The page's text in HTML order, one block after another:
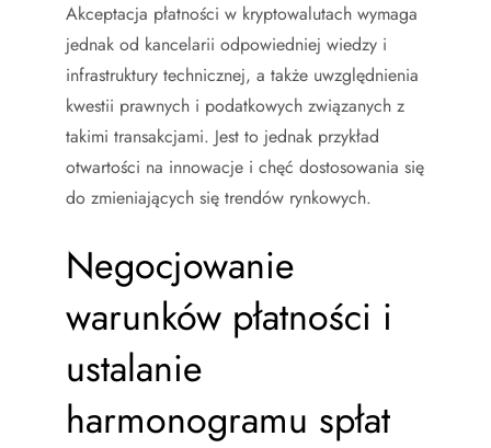
Akceptacja płatności w kryptowalutach wymaga
jednak od kancelarii odpowiedniej wiedzy i
infrastruktury technicznej, a także uwzględnienia
kwestii prawnych i podatkowych związanych z
takimi transakcjami. Jest to jednak przykład
otwartości na innowacje i chęć dostosowania się
do zmieniających się trendów rynkowych.
Negocjowanie
warunków płatności i
ustalanie
harmonogramu spłat